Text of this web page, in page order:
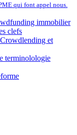
qui font appel nous.
immobilier
clefs
et
terminolologie